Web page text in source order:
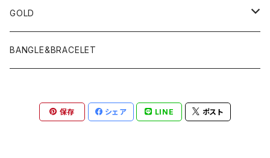
GOLD
PIERCE
BANGLE&BRACELET
保存 シェア LINE ポスト